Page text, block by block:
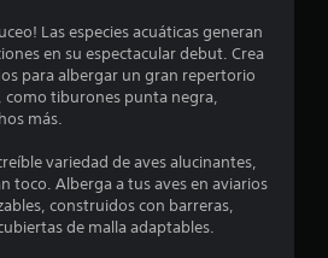
Las especies acuáticas generan
en su espectacular debut. Crea
para albergar un gran repertorio
como tiburones punta negra,
más.
variedad de aves alucinantes,
toco. Alberga a tus aves en aviarios
construidos con barreras,
de malla adaptables.